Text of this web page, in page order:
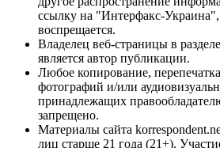
ссылку на "Интерфакс-
воспрещается.
Владелец веб-страницы в
является автор публикации.
Любое копирование,
фотографий и/или
принадлежащих
запрещено.
Материалы сайта
лиц старше 21 года (21+).